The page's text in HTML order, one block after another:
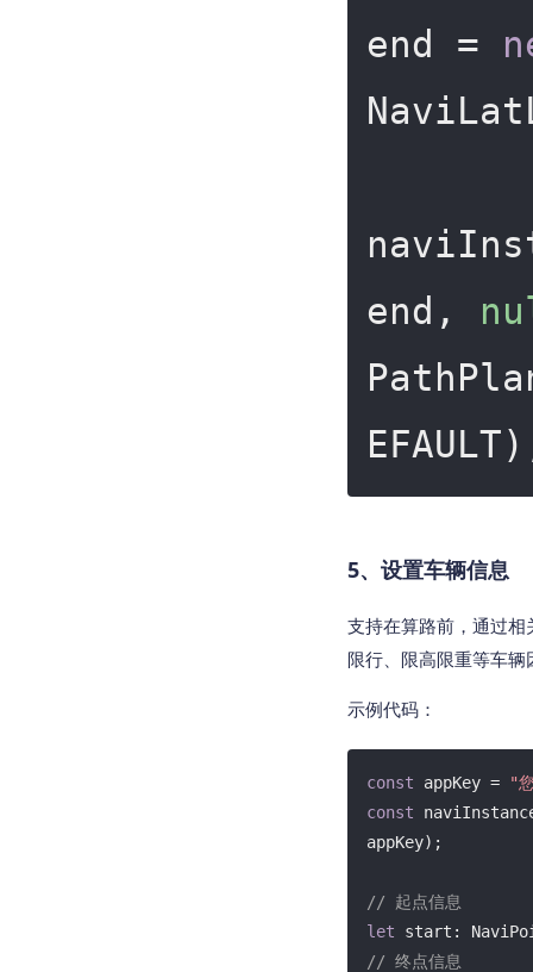
end =
end,
5、设置车辆信息
支持在算路前，通过
限行、限高限重等车
示例代码：
const appKey =
"
const
appKey);
// 起点信息
let start:
// 终点信息